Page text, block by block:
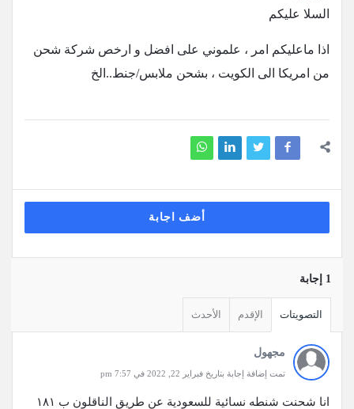
الاحدث
السلا عليكم
اذا ماعليكم امر ، علموني على افضل و ارخص شركة شحن
من امريكا الى الكويت ، بشحن ملابس/جنط..الخ
أضف اجابة
‫1 إجابة
التصويتات الإقدم الأحدث
مجهول
تمت إضافة إجابة بتاريخ فبراير 22, 2022 في 7:57 pm
انا شحنت شنطه نسائية للسعودية عن طريق الناقلون ب ١٨١